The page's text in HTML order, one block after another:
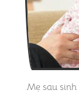
Mẹ sau sinh